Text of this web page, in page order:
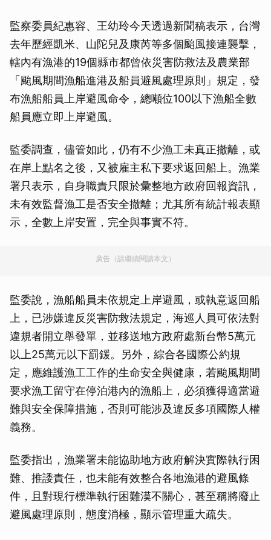
監察委員紀惠容、王幼玲今天透過新聞稿表示，台灣
去年歷經凱米、山陀兒及康芮等多個颱風接連襲擊，
轄內有漁港的19個縣市都曾依災害防救法及農業部
「颱風期間漁船進港及船員避風處理原則」規定，發
布漁船船員上岸避風命令，總噸位100以下漁船全數
船員應立即上岸避風。
監委調查，儘管如此，仍有不少漁工未真正撤離，或
在岸上點名之後，又被雇主私下要求返回船上。漁業
署只表示，自身職責只限於彙整地方政府回報資訊，
未有效監督漁工是否安全撤離；尤其所有統計報表顯
示，全數上岸安置，完全與事實不符。
廣告（請繼續閱讀本文）
監委說，漁船船員未依規定上岸避風，或執意返回船
上，已涉嫌違反災害防救法規定，海巡人員可依法對
違規者開立舉發單，並移送地方政府處新台幣5萬元
以上25萬元以下罰鍰。另外，綜合各國際公約規
定，應維護漁工工作的生命安全與健康，若颱風期間
要求漁工留守在停泊港內的漁船上，必須獲得適當避
難與安全保障措施，否則可能涉及違反多項國際人權
義務。
監委指出，漁業署未能協助地方政府解決實際執行困
難、推諉責任，也未能有效整合各地漁港的避風條
件，且對現行標準執行困難漠不關心，甚至稱將廢止
避風處理原則，態度消極，顯示管理重大疏失。